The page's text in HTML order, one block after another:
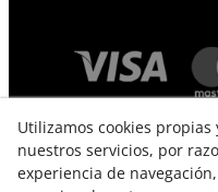
Utilizamos cookies
nuestros servicios, por
experiencia de